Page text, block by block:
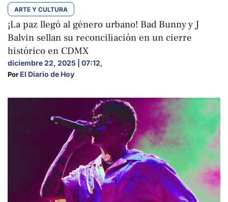
ARTE Y CULTURA
¡La paz llegó al género urbano! Bad Bunny y J
Balvin sellan su reconciliación en un cierre
histórico en CDMX
diciembre 22, 2025 | 07:12,
Por El Diario de Hoy